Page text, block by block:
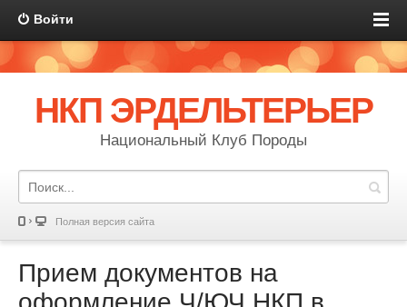
Войти
НКП ЭРДЕЛЬТЕРЬЕР
Национальный Клуб Породы
Полная версия сайта
Прием документов на